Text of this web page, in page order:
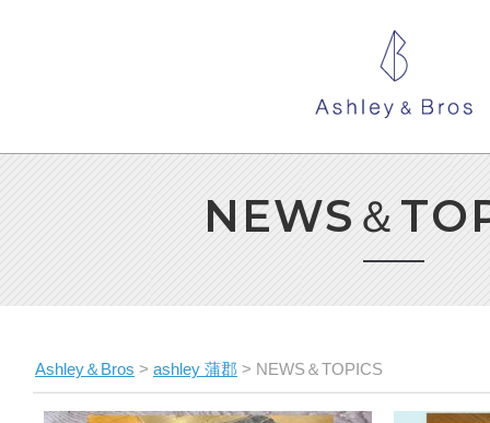
NEWS＆
Ashley＆Bros > ashley 蒲郡 > NEWS＆TOPICS